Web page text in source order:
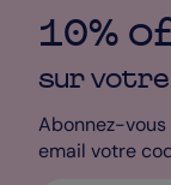
Mathilde - Pop
10%
sur
Abonnez-
email votre